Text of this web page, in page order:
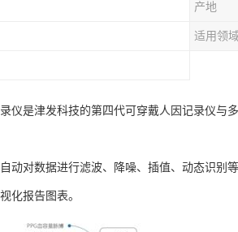
产地
适用领
仪是津发科技的第四代可穿戴人因记录仪与
动对数据进行滤波、降噪、插值、动态识别
化报告图表。